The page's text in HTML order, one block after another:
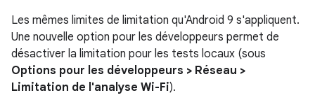
Les mêmes limites de limitation qu'Android 9 s'appliquent.
Une nouvelle option pour les développeurs permet de
désactiver la limitation pour les tests locaux (sous
Options pour les développeurs > Réseau >
Limitation de l'analyse Wi-Fi).